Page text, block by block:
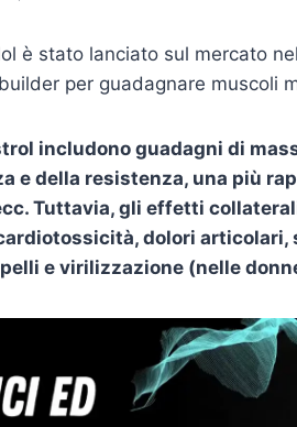
è stato lanciato sul mercato
per guadagnare muscoli
includono guadagni di
e della resistenza, una più
Tuttavia, gli effetti
dolori articolari,
e virilizzazione (nelle